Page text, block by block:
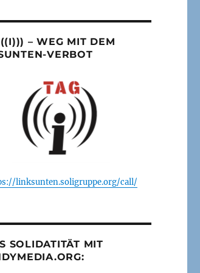
– WEG MIT DEM
VERBOT
linksunten.soligruppe.org/call/
SOLIDATITÄT MIT